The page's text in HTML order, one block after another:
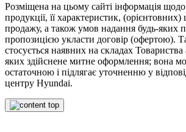
Розміщена на цьому сайті інформація щодо
продукції, її характеристик, (орієнтовних)
продажу, а також умов надання будь-яких
пропозицією укласти договір (офертою).
стосується наявних на складах
яких здійснене митне оформлення; вона
остаточною і підлягає уточненню у
центру Hyundai.